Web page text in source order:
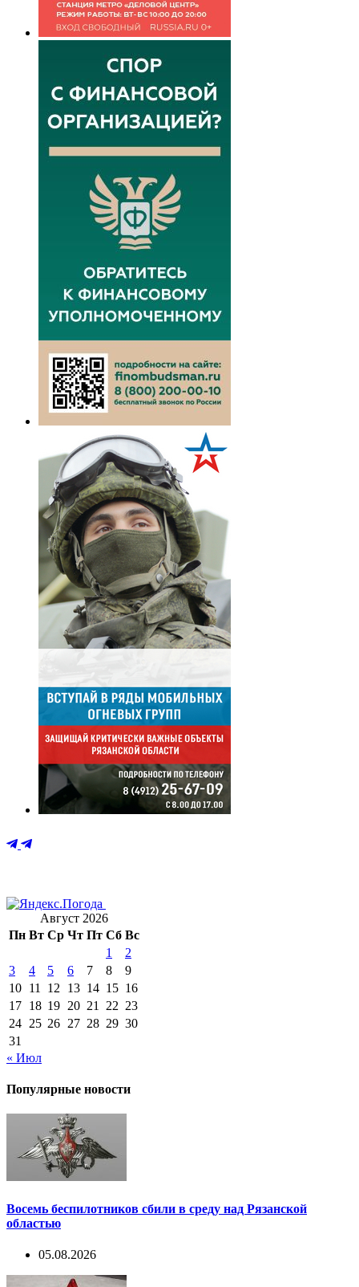
Август 2026
Пн Вт Ср Чт Пт Сб Вс
1
2
3
4 5 6 7 8
9
10 11 12 13 14 15 16
17 18 19 20 21 22 23
24 25 26 27 28 29 30
31
« Июл
Популярные новости
Восемь беспилотников сбили в среду над Рязанской
областью
05.08.2026